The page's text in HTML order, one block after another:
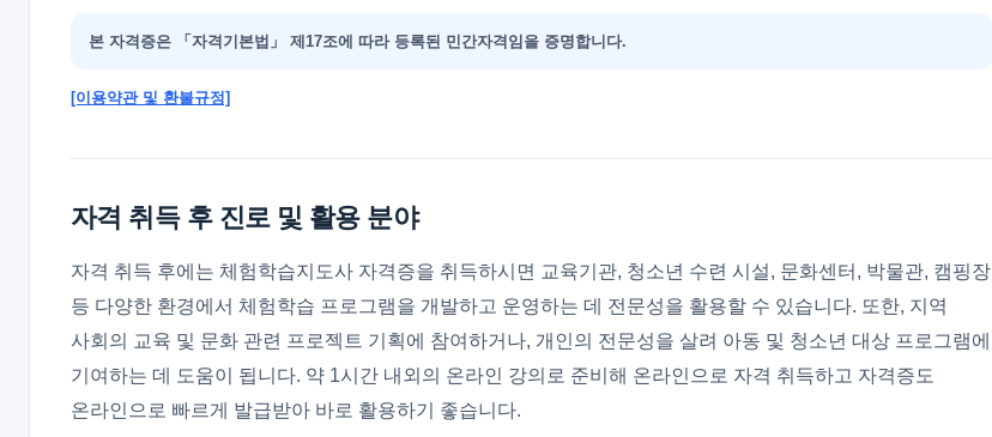
본 자격증은 「자격기본법」 제17조에 따라 등록된 민간자격임을 증명합니다.
[이용약관 및 환불규정]
자격 취득 후 진로 및 활용 분야
자격 취득 후에는 체험학습지도사 자격증을 취득하시면 교육기관, 청소년 수련 시설, 문화센터, 박물관, 캠핑장
등 다양한 환경에서 체험학습 프로그램을 개발하고 운영하는 데 전문성을 활용할 수 있습니다. 또한, 지역
사회의 교육 및 문화 관련 프로젝트 기획에 참여하거나, 개인의 전문성을 살려 아동 및 청소년 대상 프로그램에
기여하는 데 도움이 됩니다. 약 1시간 내외의 온라인 강의로 준비해 온라인으로 자격 취득하고 자격증도
온라인으로 빠르게 발급받아 바로 활용하기 좋습니다.